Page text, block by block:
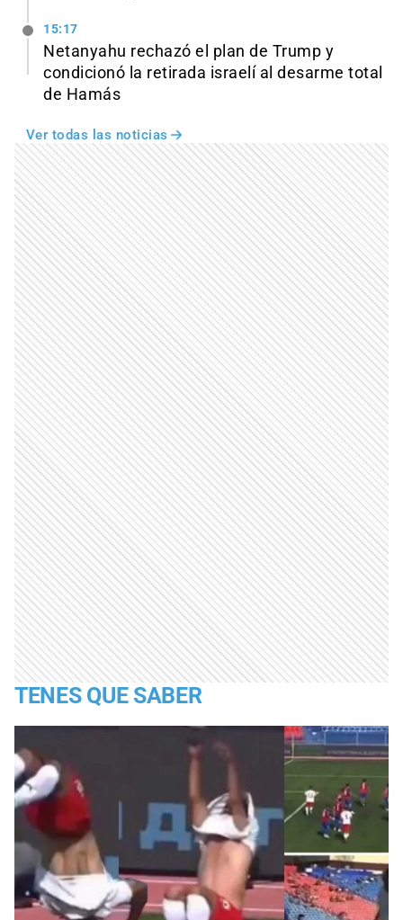
15:17
Netanyahu rechazó el plan de Trump y
condicionó la retirada israelí al desarme total
de Hamás
Ver todas las noticias
TENES QUE SABER